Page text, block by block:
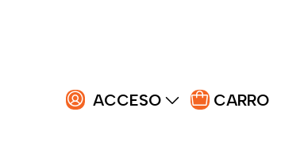
ACCESO CARRO